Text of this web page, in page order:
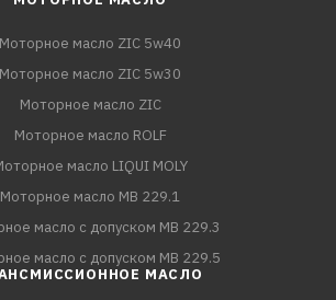
Моторное масло ZIC 5w40
Моторное масло ZIC 5w30
Моторное масло ZIC
Моторное масло ROLF
масло LIQUI MOLY
Моторное масло MB 229.1
масло с допуском MB 229.3
масло с допуском MB 229.5
МАСЛО